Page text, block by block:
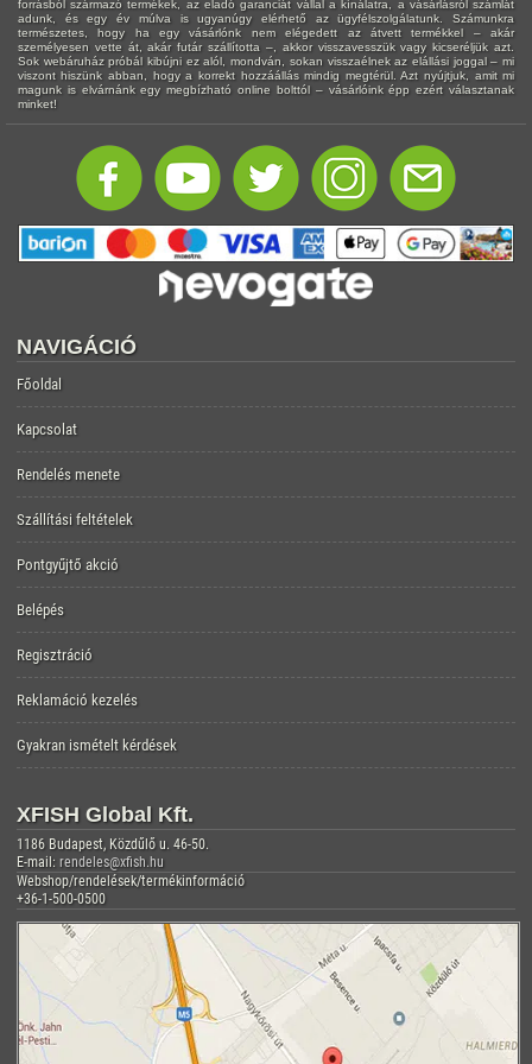
forrásból származó termékek, az eladó garanciát vállal a kínálatra, a vásárlásról számlát
adunk, és egy év múlva is ugyanúgy elérhető az ügyfélszolgálatunk. Számunkra
természetes, hogy ha egy vásárlónk nem elégedett az átvett termékkel – akár
személyesen vette át, akár futár szállította –, akkor visszavesszük vagy kicseréljük azt.
Sok webáruház próbál kibújni ez alól, mondván, sokan visszaélnek az elállási joggal – mi
viszont hiszünk abban, hogy a korrekt hozzáállás mindig megtérül. Azt nyújtjuk, amit mi
magunk is elvárnánk egy megbízható online bolttól – vásárlóink épp ezért választanak
minket!
NAVIGÁCIÓ
Főoldal
Kapcsolat
Rendelés menete
Szállítási feltételek
Pontgyűjtő akció
Belépés
Regisztráció
Reklamáció kezelés
Gyakran ismételt kérdések
XFISH Global Kft.
1186 Budapest, Közdűlő u. 46-50.
E-mail: rendeles@xfish.hu
Webshop/rendelések/termékinformáció
+36-1-500-0500